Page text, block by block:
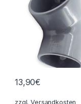
13,90€
zzgl.Versandkosten